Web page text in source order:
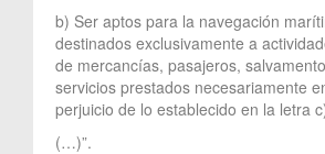
b) Ser aptos para la navegación
destinados exclusivamente a
de mercancías, pasajeros,
servicios prestados necesariamente
perjuicio de lo establecido en la letra
(…)”.